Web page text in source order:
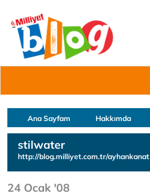
Ana Sayfam Hakkımda
stilwater
http://blog.milliyet.com.tr/ayhankanat
24 Ocak '08